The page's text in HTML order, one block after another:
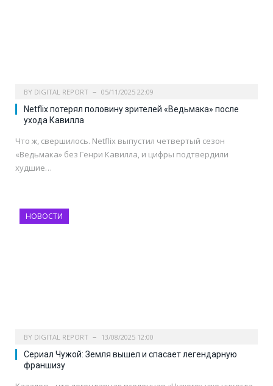
BY DIGITAL REPORT 05/11/2025 22:09
Netflix потерял половину зрителей «Ведьмака» после
ухода Кавилла
Что ж, свершилось. Netflix выпустил четвертый сезон
«Ведьмака» без Генри Кавилла, и цифры подтвердили
худшие…
НОВОСТИ
BY DIGITAL REPORT 13/08/2025 12:00
Сериал Чужой: Земля вышел и спасает легендарную
франшизу